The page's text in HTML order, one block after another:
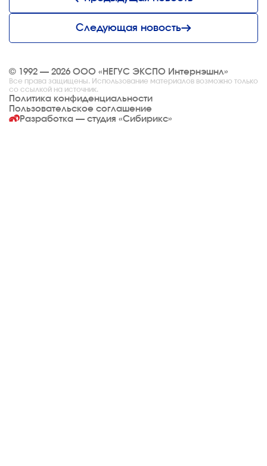
Следующая новость
© 1992 — 2026 ООО «НЕГУС ЭКСПО Интернэшнл»
Все права защищены. Использование материалов возможно только
со ссылкой на источник.
Политика конфиденциальности
Пользовательское соглашение
Разработка — студия «Сибирикс»